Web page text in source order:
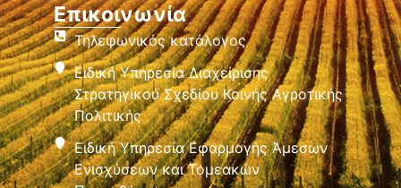
Επικοινωνία
Τηλεφωνικός κατάλογος
Ειδική Υπηρεσία Διαχείρισης
Στρατηγικού Σχεδίου Κοινής Αγροτικής
Πολιτικής
Ειδική Υπηρεσία Εφαρμογής Άμεσων
Ενισχύσεων και Τομεακών